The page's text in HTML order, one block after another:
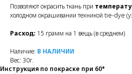
Позволяют окрасить ткань при
холодном окрашивании техникой tie-dye
Расход: 15 грамм на 1 вещь (в среднем)
Наличие: В НАЛИЧИИ
Вес: 30г.
Инструкция по покраске при 60°